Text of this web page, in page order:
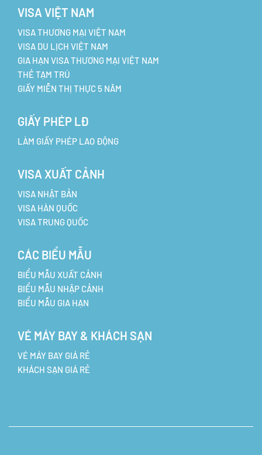
VISA VIỆT NAM
VISA THƯƠNG MẠI VIỆT NAM
VISA DU LỊCH VIỆT NAM
GIA HẠN VISA THƯƠNG MẠI VIỆT NAM
THẺ TẠM TRÚ
GIẤY MIỄN THỊ THỰC 5 NĂM
GIẤY PHÉP LĐ
LÀM GIẤY PHÉP LAO ĐỘNG
VISA XUẤT CẢNH
VISA NHẬT BẢN
VISA HÀN QUỐC
VISA TRUNG QUỐC
CÁC BIỂU MẪU
BIỂU MẪU XUẤT CẢNH
BIỂU MẪU NHẬP CẢNH
BIỂU MẪU GIA HẠN
VÉ MÁY BAY & KHÁCH SẠN
VÉ MÁY BAY GIÁ RẺ
KHÁCH SẠN GIÁ RẺ